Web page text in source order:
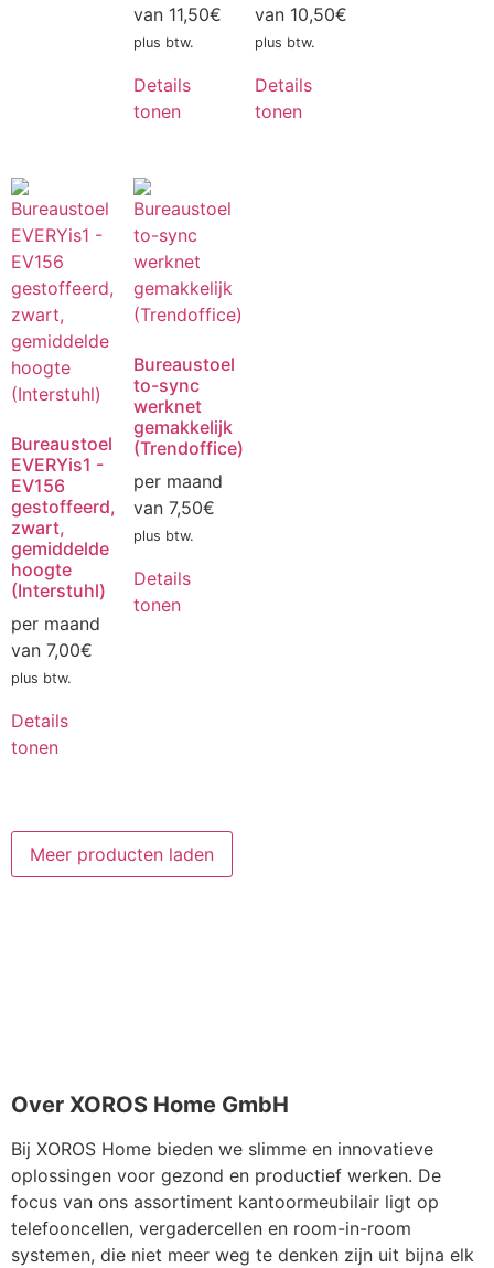
van 11,50€
plus btw.
Details
tonen
van 10,50€
plus btw.
Details
tonen
Bureaustoel
EVERYis1 -
EV156
gestoffeerd,
zwart,
gemiddelde
hoogte
(Interstuhl)
per maand
van 7,00€
plus btw.
Details
tonen
Bureaustoel
to-sync
werknet
gemakkelijk
(Trendoffice)
per maand
van 7,50€
plus btw.
Details
tonen
Meer producten laden
Over XOROS Home GmbH
Bij XOROS Home bieden we slimme en innovatieve
oplossingen voor gezond en productief werken. De
focus van ons assortiment kantoormeubilair ligt op
telefooncellen, vergadercellen en room-in-room
systemen, die niet meer weg te denken zijn uit bijna elk